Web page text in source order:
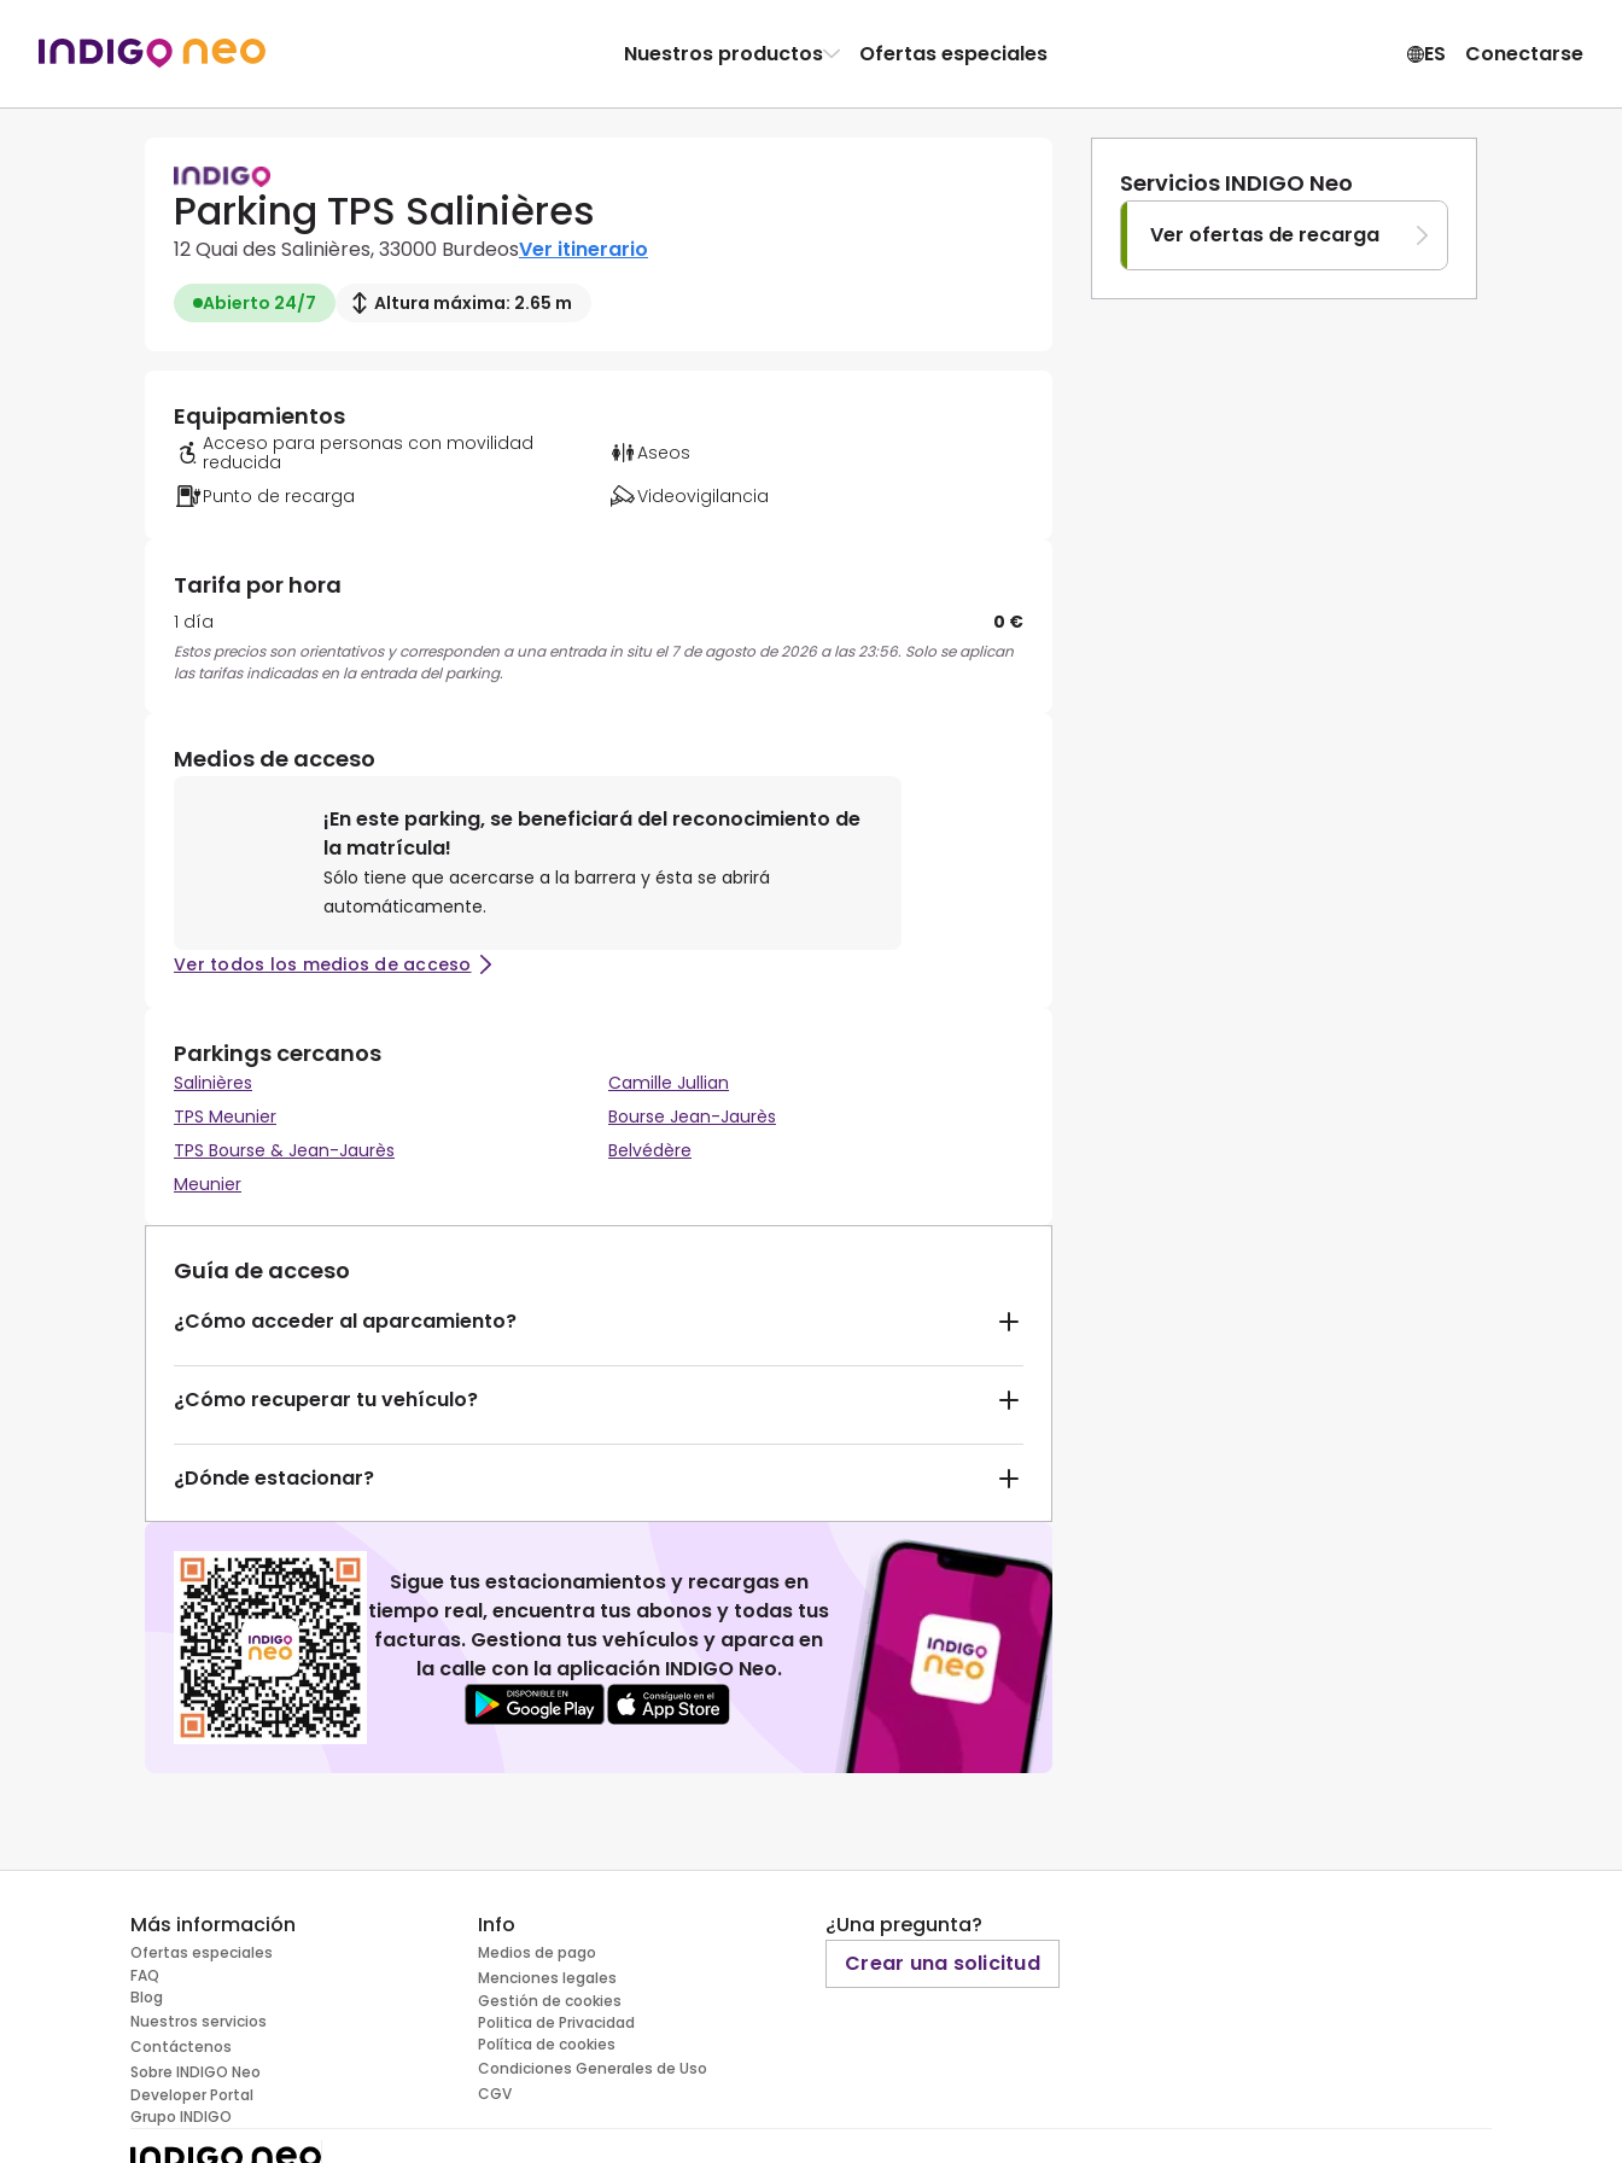
Nuestros productos Ofertas especiales ES Conectarse
Parking TPS Salinières
12 Quai des Salinières, 33000 BurdeosVer itinerario
Abierto 24/7 Altura máxima: 2.65 m
Servicios INDIGO Neo
Ver ofertas de recarga
Equipamientos
Acceso para personas con movilidad
reducida
Aseos
Punto de recarga
Videovigilancia
Tarifa por hora
1 día 0 €
Estos precios son orientativos y corresponden a una entrada in situ el 7 de agosto de 2026 a las 23:56. Solo se aplican
las tarifas indicadas en la entrada del parking.
Medios de acceso
¡En este parking, se beneficiará del reconocimiento de
la matrícula!
Sólo tiene que acercarse a la barrera y ésta se abrirá
automáticamente.
Ver todos los medios de acceso
Parkings cercanos
Salinières
Camille Jullian
TPS Meunier
Bourse Jean-Jaurès
TPS Bourse & Jean-Jaurès
Belvédère
Meunier
Guía de acceso
¿Cómo acceder al aparcamiento?
¿Cómo recuperar tu vehículo?
¿Dónde estacionar?
Sigue tus estacionamientos y recargas en
tiempo real, encuentra tus abonos y todas tus
facturas. Gestiona tus vehículos y aparca en
la calle con la aplicación INDIGO Neo.
Más información
Ofertas especiales
FAQ
Blog
Nuestros servicios
Contáctenos
Sobre INDIGO Neo
Developer Portal
Grupo INDIGO
Info
Medios de pago
Menciones legales
Gestión de cookies
Politica de Privacidad
Política de cookies
Condiciones Generales de Uso
CGV
¿Una pregunta?
Crear una solicitud